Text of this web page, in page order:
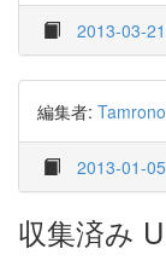
2013-03-
編集者:
2013-01-
収集済み